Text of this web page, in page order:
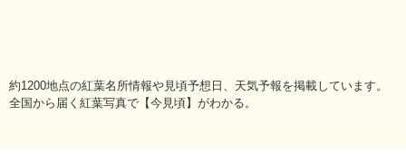
約1200地点の紅葉名所情報や見頃予想日、天気予報を掲載しています。
全国から届く紅葉写真で【今見頃】がわかる。